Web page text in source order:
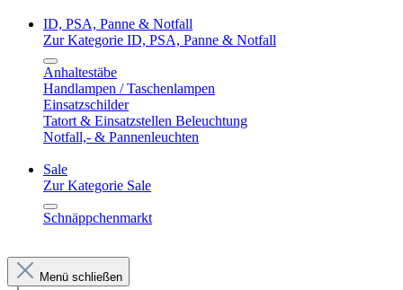
ID, PSA, Panne & Notfall
Zur Kategorie ID, PSA, Panne & Notfall
Anhaltestäbe
Handlampen / Taschenlampen
Einsatzschilder
Tatort & Einsatzstellen Beleuchtung
Notfall,- & Pannenleuchten
Sale
Zur Kategorie Sale
Schnäppchenmarkt
Menü schließen